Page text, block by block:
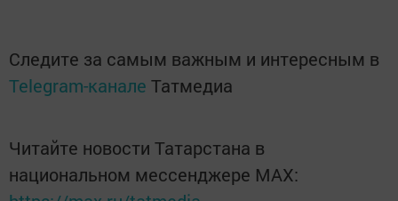
Следите за самым важным и интересным в
Telegram-канале Татмедиа
Читайте новости Татарстана в
национальном мессенджере MАХ: